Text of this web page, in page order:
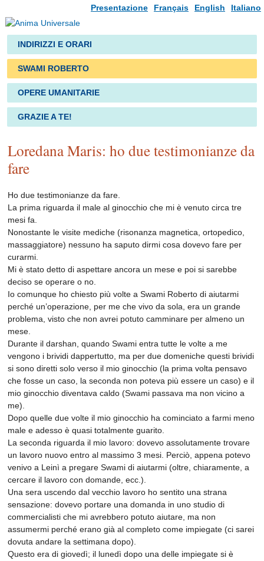
Italiano
English
Français
Presentazione
INDIRIZZI E ORARI
SWAMI ROBERTO
OPERE UMANITARIE
GRAZIE A TE!
Loredana Maris: ho due testimonianze da
fare
Ho due testimonianze da fare.
La prima riguarda il male al ginocchio che mi è venuto circa tre
mesi fa.
Nonostante le visite mediche (risonanza magnetica, ortopedico,
massaggiatore) nessuno ha saputo dirmi cosa dovevo fare per
curarmi.
Mi è stato detto di aspettare ancora un mese e poi si sarebbe
deciso se operare o no.
Io comunque ho chiesto più volte a Swami Roberto di aiutarmi
perché un’operazione, per me che vivo da sola, era un grande
problema, visto che non avrei potuto camminare per almeno un
mese.
Durante il darshan, quando Swami entra tutte le volte a me
vengono i brividi dappertutto, ma per due domeniche questi brividi
si sono diretti solo verso il mio ginocchio (la prima volta pensavo
che fosse un caso, la seconda non poteva più essere un caso) e il
mio ginocchio diventava caldo (Swami passava ma non vicino a
me).
Dopo quelle due volte il mio ginocchio ha cominciato a farmi meno
male e adesso è quasi totalmente guarito.
La seconda riguarda il mio lavoro: dovevo assolutamente trovare
un lavoro nuovo entro al massimo 3 mesi. Perciò, appena potevo
venivo a Leinì a pregare Swami di aiutarmi (oltre, chiaramente, a
cercare il lavoro con domande, ecc.).
Una sera uscendo dal vecchio lavoro ho sentito una strana
sensazione: dovevo portare una domanda in uno studio di
commercialisti che mi avrebbero potuto aiutare, ma non
assumermi perché erano già al completo come impiegate (ci sarei
dovuta andare la settimana dopo).
Questo era di giovedì; il lunedì dopo una delle impiegate si è